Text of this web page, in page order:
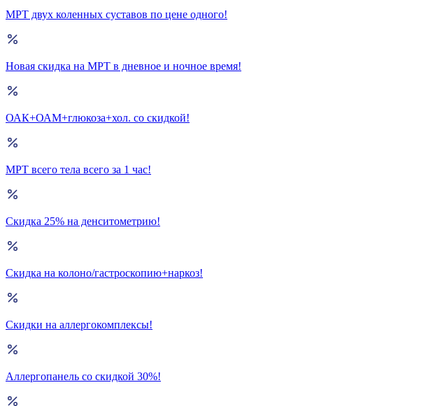
МРТ двух коленных суставов по цене одного!
Новая скидка на МРТ в дневное и ночное время!
ОАК+ОАМ+глюкоза+хол. со скидкой!
МРТ всего тела всего за 1 час!
Скидка 25% на денситометрию!
Скидка на колоно/гастроскопию+наркоз!
Скидки на аллергокомплексы!
Аллергопанель со скидкой 30%!